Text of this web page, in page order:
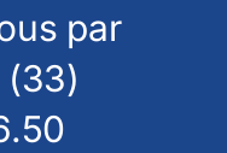
par
(33)